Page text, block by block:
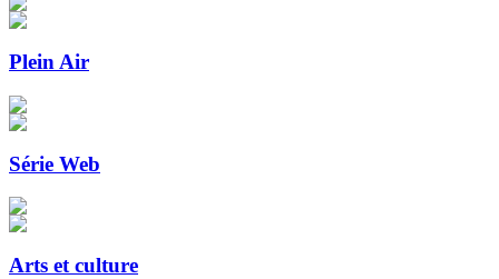
Plein Air
Série Web
Arts et culture